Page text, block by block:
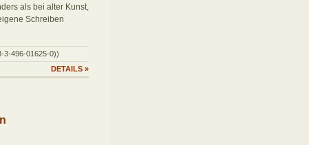
als bei alter Kunst,
Schreiben
3-496-01625-0))
DETAILS »